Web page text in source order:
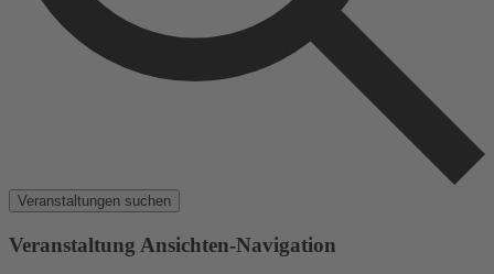
Veranstaltungen suchen
Veranstaltung Ansichten-Navigation